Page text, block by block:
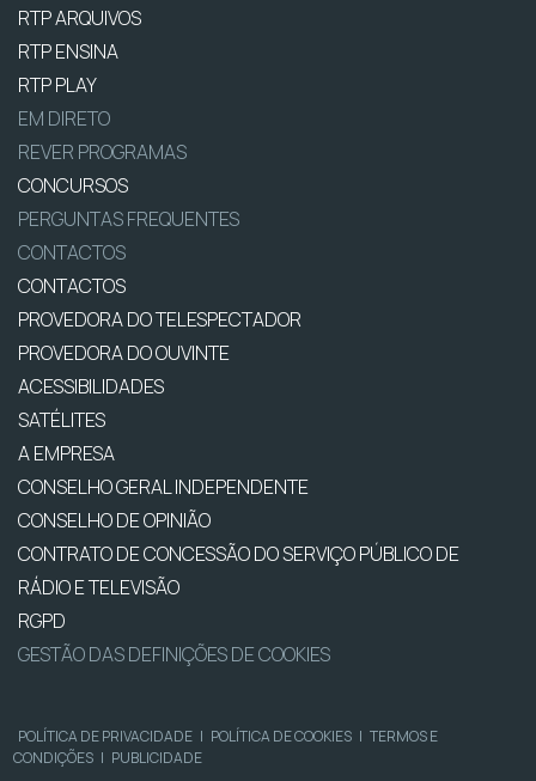
RTP ARQUIVOS
RTP ENSINA
RTP PLAY
EM DIRETO
REVER PROGRAMAS
CONCURSOS
PERGUNTAS FREQUENTES
CONTACTOS
CONTACTOS
PROVEDORA DO TELESPECTADOR
PROVEDORA DO OUVINTE
ACESSIBILIDADES
SATÉLITES
A EMPRESA
CONSELHO GERAL INDEPENDENTE
CONSELHO DE OPINIÃO
CONTRATO DE CONCESSÃO DO SERVIÇO PÚBLICO DE
RÁDIO E TELEVISÃO
RGPD
GESTÃO DAS DEFINIÇÕES DE COOKIES
POLÍTICA DE PRIVACIDADE | POLÍTICA DE COOKIES | TERMOS E
CONDIÇÕES | PUBLICIDADE